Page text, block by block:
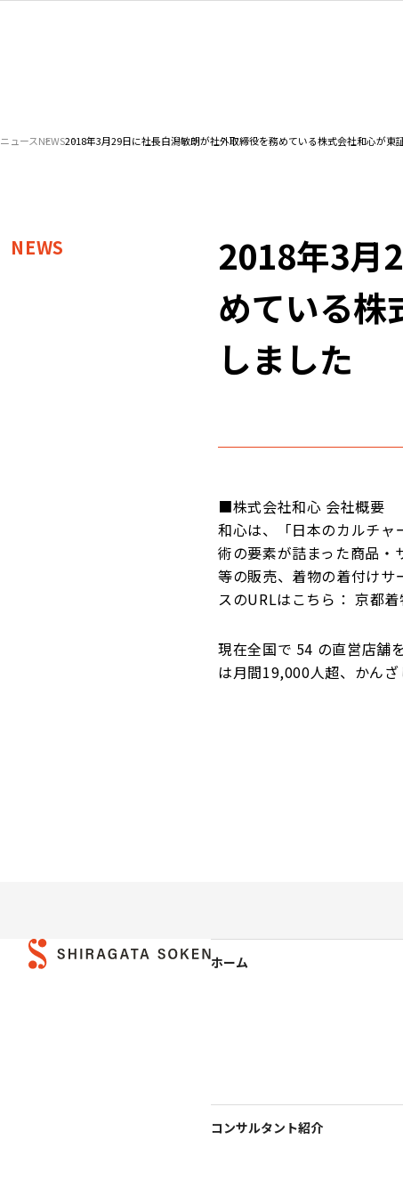
ニュースNEWS2018年3月29日に社長白潟敏朗が社外取締役を務めている株式会社和心が東
NEWS
2018年3月
めている株
しました
■株式会社和心 会社概要
和心は、「日本のカルチ
術の要素が詰まった商品・
等の販売、着物の着付けサ
スのURLはこちら： 京都
現在全国で 54 の直営店舗
は月間19,000人超、かんざ
ホーム
コンサルタント紹介